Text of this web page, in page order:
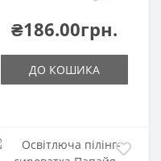
₴186.00грн.
ДО КОШИКА